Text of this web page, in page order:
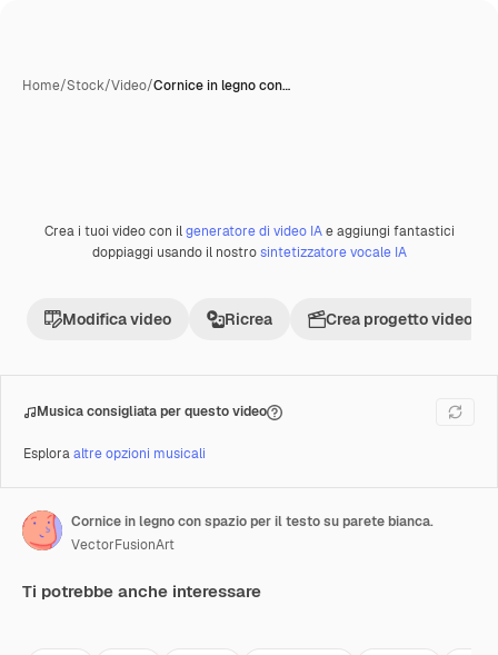
Home/Stock/Video/Cornice in legno con…
PremiumCreata con IA
Crea i tuoi video con ilgeneratore di video IAe aggiungi fantastici
doppiaggi usando il nostrosintetizzatore vocale IA
Modifica video Ricrea Crea progetto video
Musica consigliata per questo video
Esploraaltre opzioni musicali
Cornice in legno con spazio per il testo su parete bianca.
VectorFusionArt
Ti potrebbe anche interessare